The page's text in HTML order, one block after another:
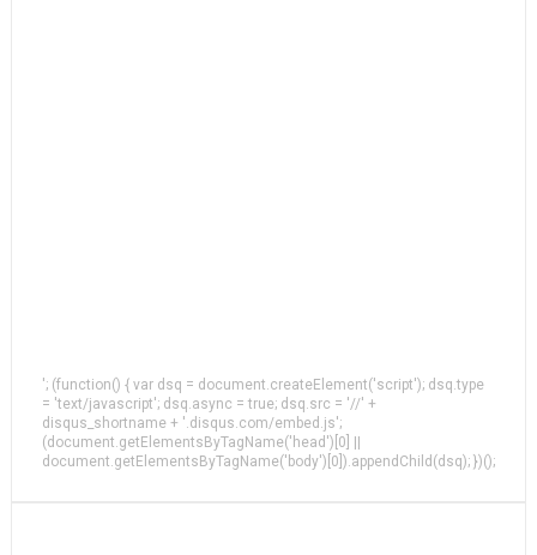
'; (function() { var dsq = document.createElement('script'); dsq.type
= 'text/javascript'; dsq.async = true; dsq.src = '//' +
disqus_shortname + '.disqus.com/embed.js';
(document.getElementsByTagName('head')[0] ||
document.getElementsByTagName('body')[0]).appendChild(dsq); })();